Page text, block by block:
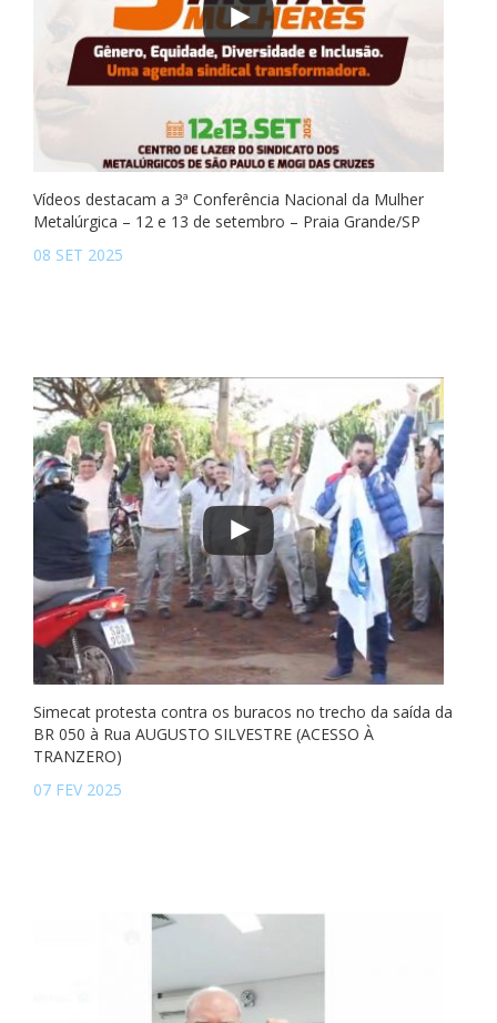
Vídeos destacam a 3ª Conferência Nacional da Mulher
Metalúrgica – 12 e 13 de setembro – Praia Grande/SP
08 SET 2025
Simecat protesta contra os buracos no trecho da saída da
BR 050 à Rua AUGUSTO SILVESTRE (ACESSO À
TRANZERO)
07 FEV 2025